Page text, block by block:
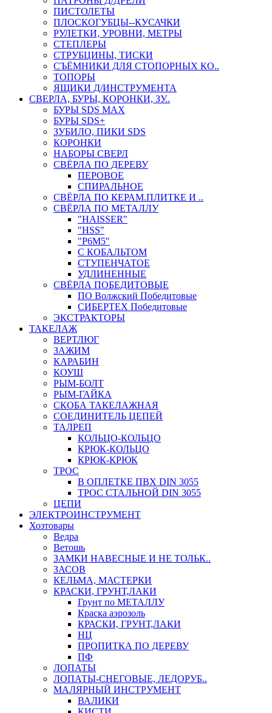
ПИСТОЛЕТЫ
ПЛОСКОГУБЦЫ--КУСАЧКИ
РУЛЕТКИ, УРОВНИ, МЕТРЫ
СТЕПЛЕРЫ
СТРУБЦИНЫ, ТИСКИ
СЪЁМНИКИ ДЛЯ СТОПОРНЫХ КО..
ТОПОРЫ
ЯЩИКИ Д/ИНСТРУМЕНТА
СВЕРЛА, БУРЫ, КОРОНКИ, ЗУ..
БУРЫ SDS MAX
БУРЫ SDS+
ЗУБИЛО, ПИКИ SDS
КОРОНКИ
НАБОРЫ СВЕРЛ
СВЁРЛА ПО ДЕРЕВУ
ПЕРОВОЕ
СПИРАЛЬНОЕ
СВЁРЛА ПО КЕРАМ.ПЛИТКЕ И ..
СВЁРЛА ПО МЕТАЛЛУ
"HAISSER"
"HSS"
"Р6М5"
С КОБАЛЬТОМ
СТУПЕНЧАТОЕ
УДЛИНЕННЫЕ
СВЁРЛА ПОБЕДИТОВЫЕ
ПО Волжский Победитовые
СИБЕРТЕХ Победитовые
ЭКСТРАКТОРЫ
ТАКЕЛАЖ
ВЕРТЛЮГ
ЗАЖИМ
КАРАБИН
КОУШ
РЫМ-БОЛТ
РЫМ-ГАЙКА
СКОБА ТАКЕЛАЖНАЯ
СОЕДИНИТЕЛЬ ЦЕПЕЙ
ТАЛРЕП
КОЛЬЦО-КОЛЬЦО
КРЮК-КОЛЬЦО
КРЮК-КРЮК
ТРОС
В ОПЛЕТКЕ ПВХ DIN 3055
ТРОС СТАЛЬНОЙ DIN 3055
ЦЕПИ
ЭЛЕКТРОИНСТРУМЕНТ
Хозтовары
Ведра
Ветошь
ЗАМКИ НАВЕСНЫЕ И НЕ ТОЛЬК..
ЗАСОВ
КЕЛЬМА, МАСТЕРКИ
КРАСКИ, ГРУНТ,ЛАКИ
Грунт по МЕТАЛЛУ
Краска аэрозоль
КРАСКИ, ГРУНТ,ЛАКИ
НЦ
ПРОПИТКА ПО ДЕРЕВУ
ПФ
ЛОПАТЫ
ЛОПАТЫ-СНЕГОВЫЕ, ЛЕДОРУБ..
МАЛЯРНЫЙ ИНСТРУМЕНТ
ВАЛИКИ